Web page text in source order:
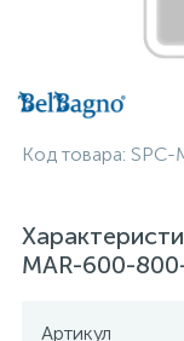
Код товара: SPC-
MAR-600-
Артикул